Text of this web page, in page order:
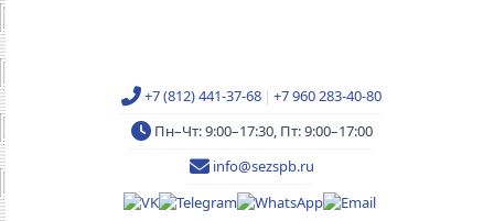
+7 (812) 441-37-68 | +7 960 283-40-80
Пн–Чт: 9:00–17:30, Пт: 9:00–17:00
info@sezspb.ru